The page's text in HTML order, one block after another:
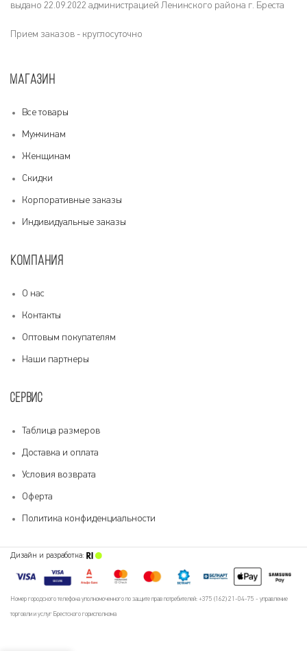
выдано 22.09.2022 администрацией Ленинского района г. Бреста
Прием заказов - круглосуточно
МАГАЗИН
Все товары
Мужчинам
Женщинам
Скидки
Корпоративные заказы
Индивидуальные заказы
КОМПАНИЯ
О нас
Контакты
Оптовым покупателям
Наши партнеры
СЕРВИС
Таблица размеров
Доставка и оплата
Условия возврата
Оферта
Политика конфиденциальности
Дизайн и разработка:
Номер городского телефона уполномоченного по защите прав потребителей: +375 (162) 21-04-75 - управление
торговли и услуг Брестского горисполкома